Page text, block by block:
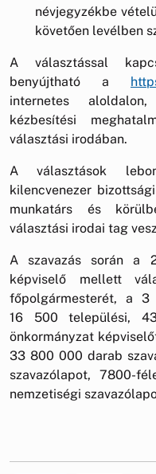
névjegyzékbe
követően levélben
A választással
benyújtható a
internetes
kézbesítési
választási irodában.
A választások
kilencvenezer
munkatárs és
választási irodai tag
A szavazás során a
képviselő mellett
főpolgármesterét, a 3
16 500 települési,
önkormányzat
33 800 000 darab
szavazólapot, 7800-
nemzetiségi